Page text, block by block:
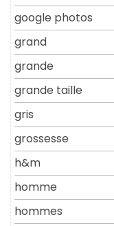
google photos
grand
grande
grande taille
gris
grossesse
h&m
homme
hommes